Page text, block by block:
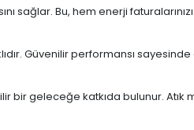
sağlar. Bu, hem enerji
Güvenilir performansı sayesinde
geleceğe katkıda bulunur. Atık